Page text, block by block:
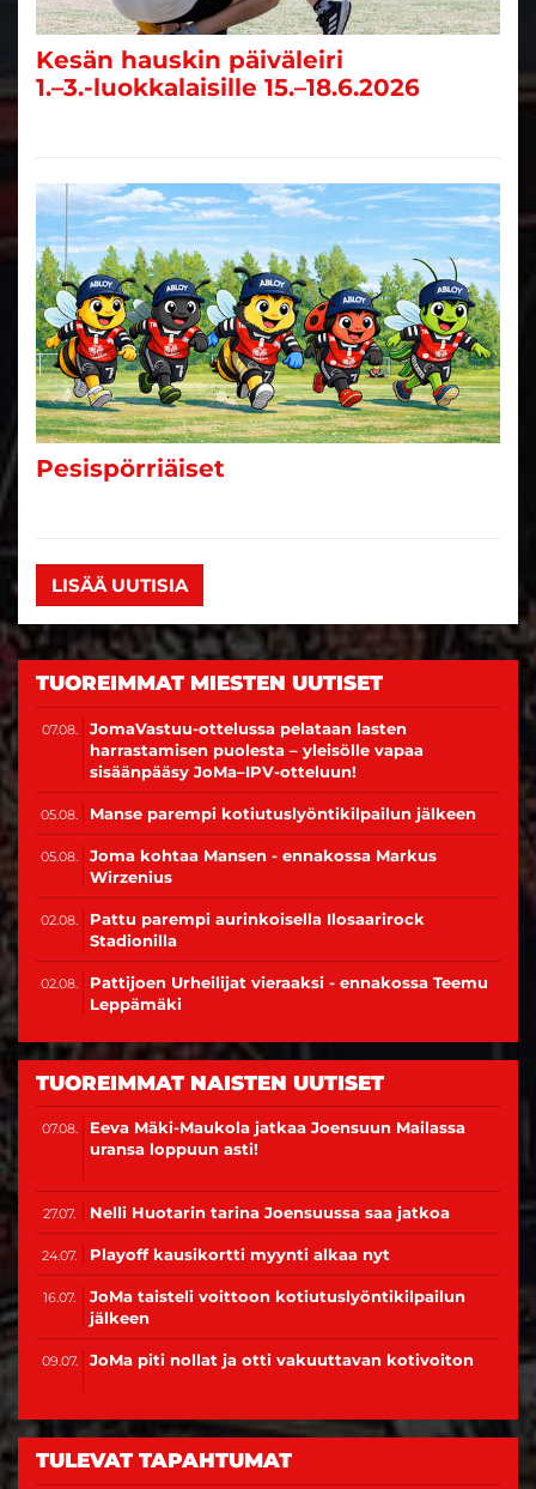
Pesispörriäiset
LISÄÄ UUTISIA
harrastamisen puolesta – yleisölle vapaa
sisäänpääsy JoMa–IPV-otteluun!
05.08. Manse parempi kotiutuslyöntikilpailun jälkeen
05.08.
Joma kohtaa Mansen - ennakossa Markus
Pattu parempi aurinkoisella Ilosaarirock
Stadionilla
Pattijoen Urheilijat vieraaksi - ennakossa Teemu
Leppämäki
TUOREIMMAT NAISTEN UUTISET
Eeva Mäki-Maukola jatkaa Joensuun Mailassa
24.07. Playoff kausikortti myynti alkaa nyt
JoMa taisteli voittoon kotiutuslyöntikilpailun
jälkeen
TULEVAT TAPAHTUMAT
Kaikki tapahtumat >>